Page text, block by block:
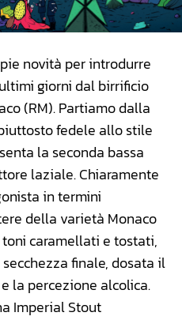
novità per introdurre
giorni dal birrificio
(RM). Partiamo dalla
fedele allo stile
la seconda bassa
laziale. Chiaramente
in termini
della varietà Monaco
caramellati e tostati,
finale, dosata il
la percezione alcolica.
Imperial Stout